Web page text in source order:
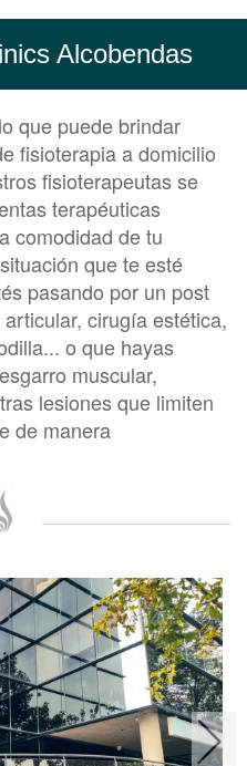
Alcobendas
que puede brindar
fisioterapia a domicilio
fisioterapeutas se
terapéuticas
comodidad de tu
que te esté
pasando por un post
cirugía estética,
o que hayas
muscular,
lesiones que limiten
de manera